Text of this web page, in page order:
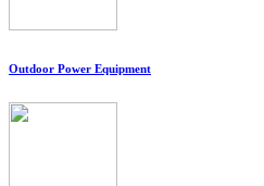
Outdoor Power Equipment